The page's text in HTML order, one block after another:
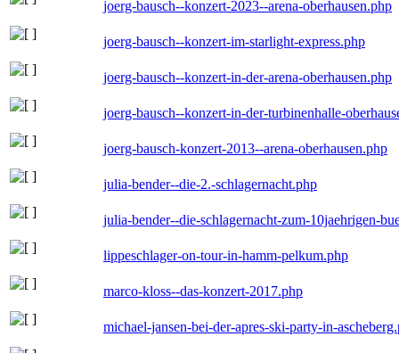
joerg-bausch--konzert-2023--arena-oberhausen.php
joerg-bausch--konzert-im-starlight-express.php
joerg-bausch--konzert-in-der-arena-oberhausen.php
joerg-bausch--konzert-in-der-turbinenhalle-
joerg-bausch-konzert-2013--arena-oberhausen.php
julia-bender--die-2.-schlagernacht.php
julia-bender--die-schlagernacht-zum-10jaehrigen-
lippeschlager-on-tour-in-hamm-pelkum.php
marco-kloss--das-konzert-2017.php
michael-jansen-bei-der-apres-ski-party-in-